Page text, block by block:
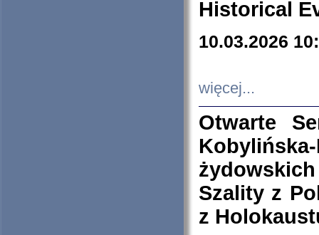
Historical
10.03.2026
więcej...
Otwarte
Szality z
z